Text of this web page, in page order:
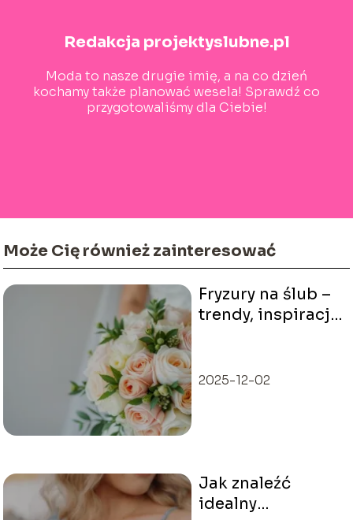
Redakcja projektyslubne.pl
Moda to nasze drugie imię, a na co dzień
kochamy także planować wesela! Sprawdź co
przygotowaliśmy dla Ciebie!
Może Cię również zainteresować
Fryzury na ślub –
trendy, inspiracje
młodych
2025-12-02
Jak znaleźć
idealny